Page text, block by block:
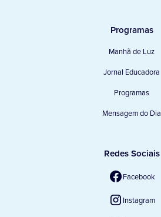
Programas
Manhã de Luz
Jornal Educadora
Programas
Mensagem do Dia
Redes Sociais
Facebook
Instagram